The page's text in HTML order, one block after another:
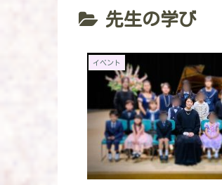
先生の学び
イベント